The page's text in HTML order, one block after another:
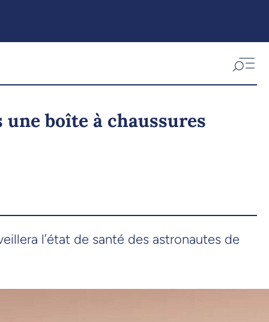
boîte à chaussures
l’état de santé des astronautes de